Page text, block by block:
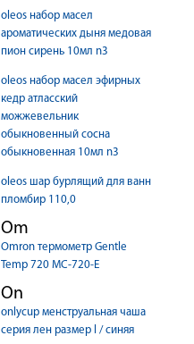
oleos набор масел
ароматических дыня медовая
пион сирень 10мл n3
oleos набор масел эфирных
кедр атласский
можжевельник
обыкновенный сосна
обыкновенная 10мл n3
oleos шар бурлящий для ванн
пломбир 110,0
Om
Omron термометр Gentle
Temp 720 MC-720-E
On
onlycup менструальная чаша
серия лен размер l / синяя